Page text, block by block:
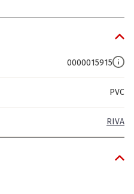
0000015915
PVC
RIVA